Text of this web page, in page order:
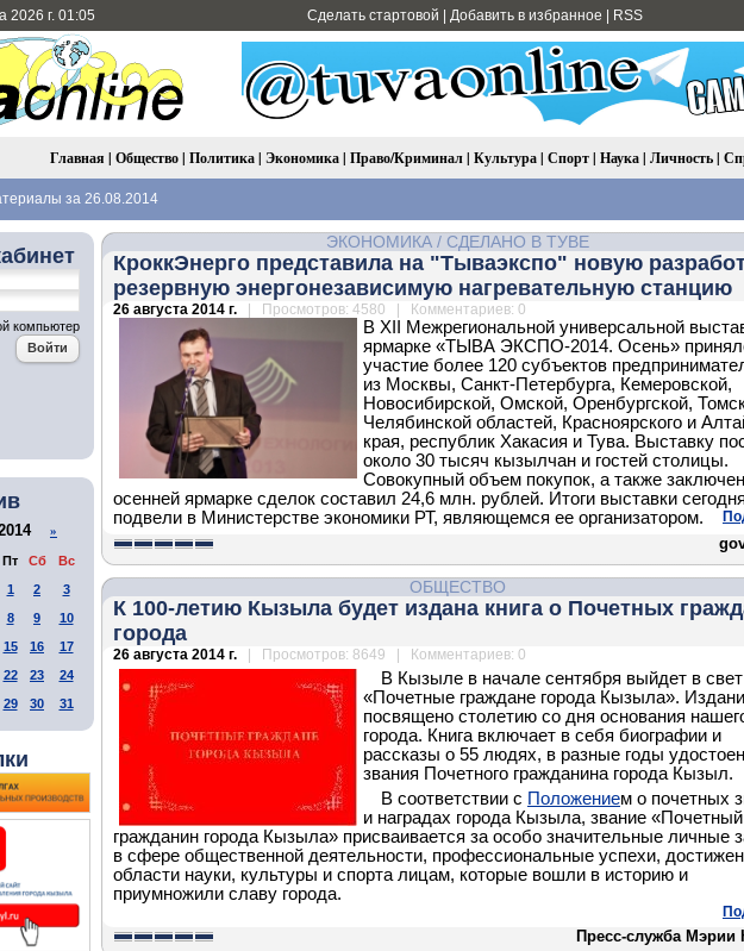
2026 г. 01:05 Сделать стартовой Добавить в избранное RSS
Главная | Общество| Политика| Экономика| Право/Криминал| Культура| Спорт| Наука| Личность|
за 26.08.2014
компьютер
»
Пт Сб
Вс
1
2
3
8 9
10
15 16
17
22 23
24
29 30 31
ЭКОНОМИКА/ СДЕЛАНО В ТУВЕ
КроккЭнерго представила на "Тываэкспо" новую
резервную энергонезависимую нагревательную станцию
26 августа 2014 г. | Просмотров: 4580 | Комментариев: 0
В ХII Межрегиональной универсальной
ярмарке «ТЫВА ЭКСПО-2014. Осень»
участие более 120 субъектов
из Москвы, Санкт-Петербурга, Кемеровской,
Новосибирской, Омской, Оренбургской,
Челябинской областей, Красноярского и
края, республик Хакасия и Тува. Выставку
около 30 тысяч кызылчан и гостей столицы.
Совокупный объем покупок, а также
осенней ярмарке сделок составил 24,6 млн. рублей. Итоги выставки сегодня
подвели в Министерстве экономики РТ, являющемся ее организатором.
ОБЩЕСТВО
К 100-летию Кызыла будет издана книга о Почетных
города
26 августа 2014 г. | Просмотров: 8649 | Комментариев: 0
В Кызыле в начале сентября выйдет в свет
«Почетные граждане города Кызыла».
посвящено столетию со дня основания
города. Книга включает в себя биографии и
рассказы о 55 людях, в разные годы
звания Почетного гражданина города Кызыл.
В соответствии с Положением о почетных
и наградах города Кызыла, звание «Почетный
гражданин города Кызыла» присваивается за особо значительные личные
в сфере общественной деятельности, профессиональные успехи,
области науки, культуры и спорта лицам, которые вошли в историю и
приумножили славу города.
Пресс-служба Мэрии